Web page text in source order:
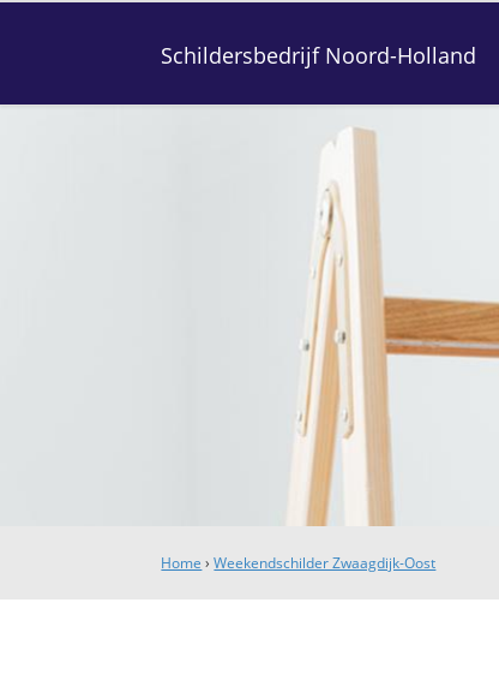
Schildersbedrijf Noord-Holland
Home ›Weekendschilder Zwaagdijk-Oost